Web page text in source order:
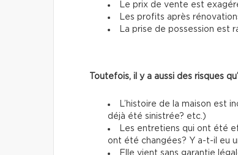
Le prix de vente est
Les profits après
La prise de possession est
Toutefois, il y a aussi des risques
L’histoire de la maison est
déjà été sinistrée? etc.)
Les entretiens qui ont été
ont été changées? Y a-t-il eu
Elle vient sans garantie